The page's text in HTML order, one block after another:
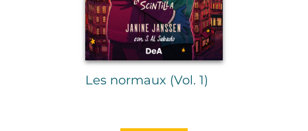
Les normaux (Vol. 1)